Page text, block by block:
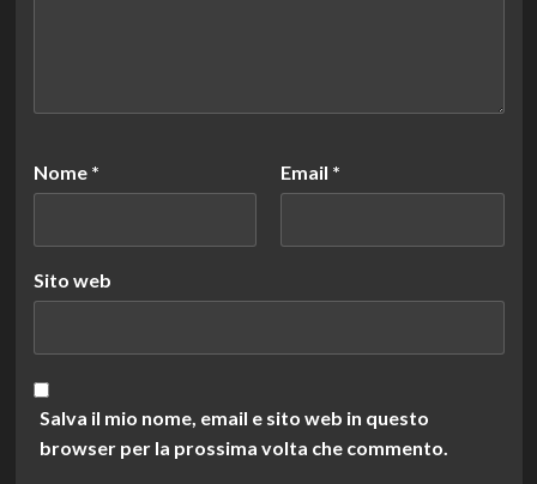
Nome * Email *
Sito web
Salva il mio nome, email e sito web in questo
browser per la prossima volta che commento.